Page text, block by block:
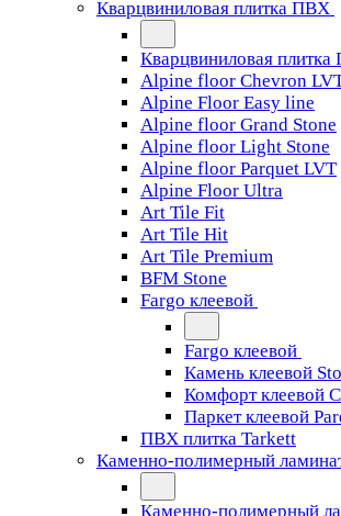
Кварцвиниловая плитка ПВХ
Кварцвиниловая
Alpine floor Chevron
Alpine Floor Easy line
Alpine floor Grand Stone
Alpine floor Light Stone
Alpine floor Parquet LVT
Alpine Floor Ultra
Art Tile Fit
Art Tile Hit
Art Tile Premium
BFM Stone
Fargo клеевой
Fargo клеевой
Камень клеевой
Комфорт клеевой
Паркет клеевой
ПВХ плитка Tarkett
Каменно-полимерный
Каменно-полимерный